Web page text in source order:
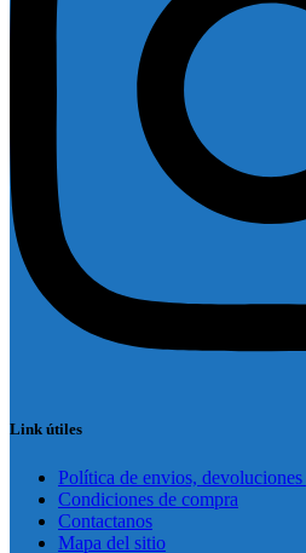
Link útiles
Política de envios,
Condiciones de compra
Contactanos
Mapa del sitio